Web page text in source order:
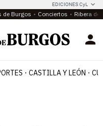
EDICIONES CyL
de Burgos Conciertos Ribera del
CASTILLA Y LEÓN